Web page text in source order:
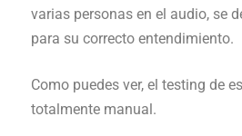
varias personas en el audio, se
para su correcto entendimiento.
Como puedes ver, el testing de
totalmente manual.